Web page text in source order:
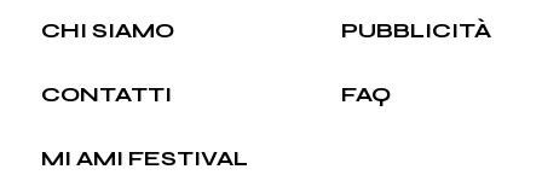
CHI SIAMO PUBBLICITÀ
CONTATTI FAQ
MI AMI FESTIVAL